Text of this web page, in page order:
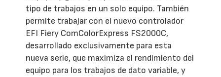
tipo de trabajos en un solo equipo. También
permite trabajar con el nuevo controlador
EFI Fiery ComColorExpress FS2000C,
desarrollado exclusivamente para esta
nueva serie, que maximiza el rendimiento del
equipo para los trabajos de dato variable, y